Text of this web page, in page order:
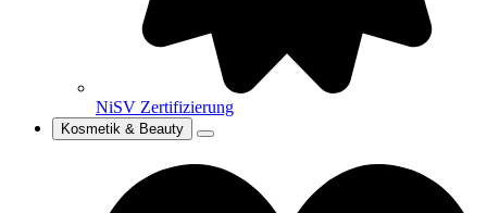
NiSV Zertifizierung
Kosmetik & Beauty